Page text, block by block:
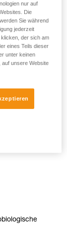
blaues Licht
der
Risiken sind
als seine
nur auf
Die
Sie während
jederzeit
klicken, der sich am
eines Teils dieser
unter keinen
auf unsere Website